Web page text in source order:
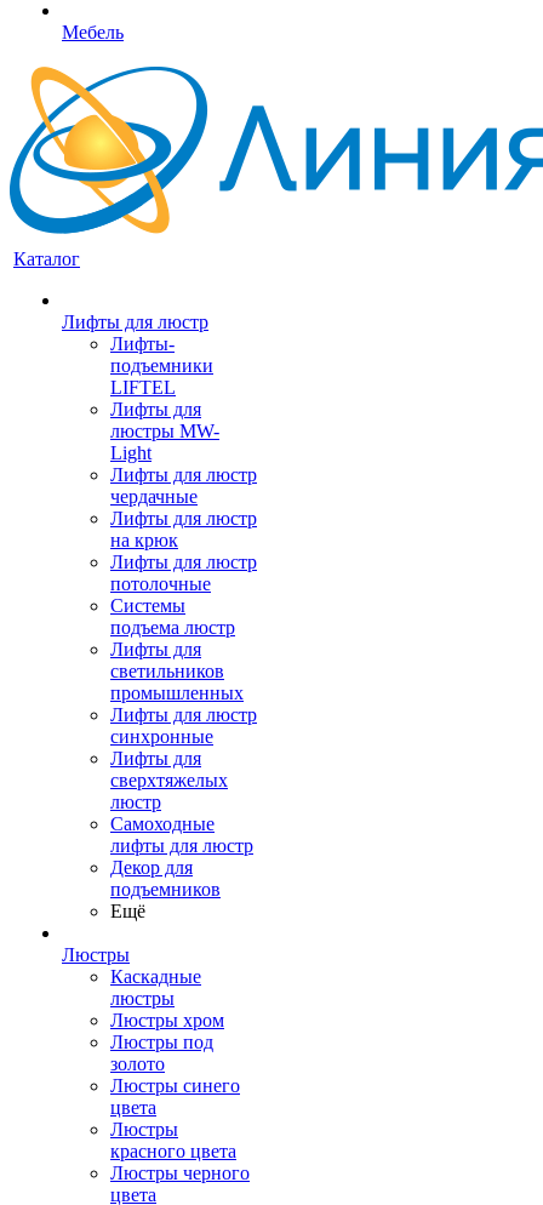
Мебель
Каталог
Лифты для люстр
Лифты-
подъемники
LIFTEL
Лифты для
люстры MW-
Light
Лифты для люстр
чердачные
Лифты для люстр
на крюк
Лифты для люстр
потолочные
Системы
подъема люстр
Лифты для
светильников
промышленных
Лифты для люстр
синхронные
Лифты для
сверхтяжелых
люстр
Самоходные
лифты для люстр
Декор для
подъемников
Ещё
Люстры
Каскадные
люстры
Люстры хром
Люстры под
золото
Люстры синего
цвета
Люстры
красного цвета
Люстры черного
цвета